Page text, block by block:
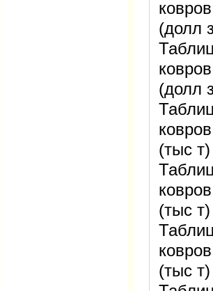
(долл
(долл
(тыс т)
(тыс т)
(тыс т)